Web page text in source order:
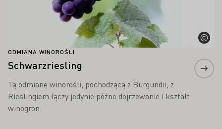
ODMIANA WINOROŚLI
Schwarzriesling
Tą odmianę winorośli, pochodzącą z Burgundii, z
Rieslingiem łączy jedynie późne dojrzewanie i kształt
winogron.